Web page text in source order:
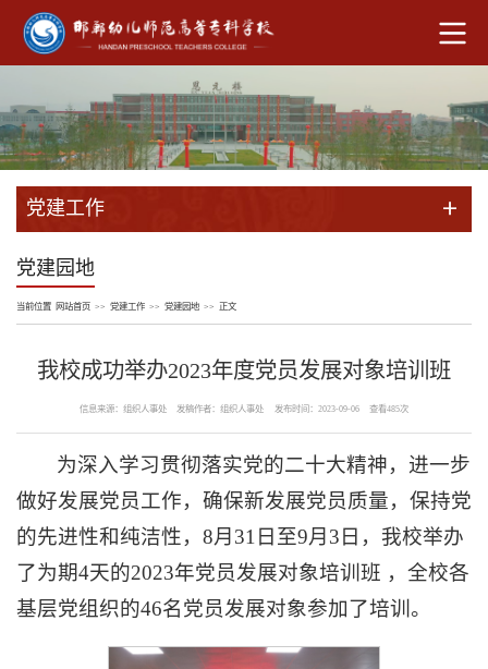
党建工作
党建园地
当前位置 网站首页 >> 党建工作 >> 党建园地 >> 正文
我校成功举办2023年度党员发展对象培训班
信息来源：组织人事处 发稿作者：组织人事处 发布时间：2023-09-06 查看485次
为深入学习贯彻落实党的二十大精神，进一步
做好发展党员工作，确保新发展党员质量，保持党
的先进性和纯洁性，8月31日至9月3日，我校举办
了为期4天的2023年党员发展对象培训班 ，全校各
基层党组织的46名党员发展对象参加了培训。